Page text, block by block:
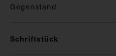
Gegenstand
Schriftstück